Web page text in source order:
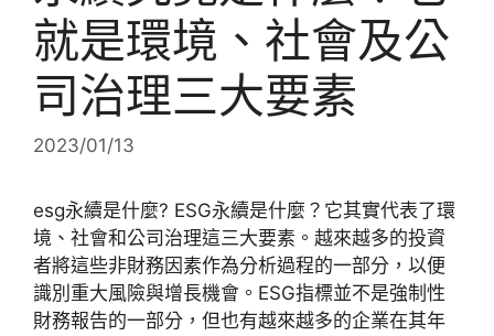
就是環境、社會及公
司治理三大要素
2023/01/13
esg永續是什麼? ESG永續是什麼？它其實代表了環
境、社會和公司治理這三大要素。越來越多的投資
者將這些非財務因素作為分析過程的一部分，以便
識別重大風險與增長機會。ESG指標並不是強制性
財務報告的一部分，但也有越來越多的企業在其年